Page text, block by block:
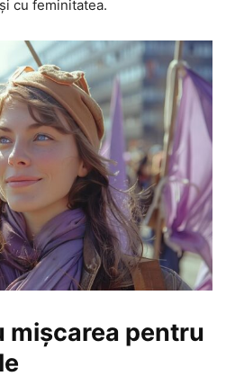
cu feminitatea.​
mișcarea pentru